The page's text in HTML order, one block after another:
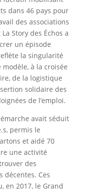
dans 46 pays pour
des associations
Story des Échos a
un épisode
la singularité
à la croisée
de la logistique
solidaire des
de l’emploi.
avait séduit
permis le
et aidé 70
une activité
des
décentes. Ces
en 2017, le Grand